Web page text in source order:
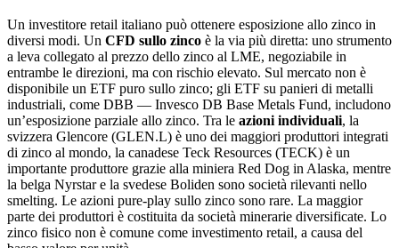
Un investitore retail italiano può ottenere esposizione allo zinco in
diversi modi. Un CFD sullo zinco è la via più diretta: uno strumento
a leva collegato al prezzo dello zinco al LME, negoziabile in
entrambe le direzioni, ma con rischio elevato. Sul mercato non è
disponibile un ETF puro sullo zinco; gli ETF su panieri di metalli
industriali, come DBB — Invesco DB Base Metals Fund, includono
un’esposizione parziale allo zinco. Tra le azioni individuali, la
svizzera Glencore (GLEN.L) è uno dei maggiori produttori integrati
di zinco al mondo, la canadese Teck Resources (TECK) è un
importante produttore grazie alla miniera Red Dog in Alaska, mentre
la belga Nyrstar e la svedese Boliden sono società rilevanti nello
smelting. Le azioni pure-play sullo zinco sono rare. La maggior
parte dei produttori è costituita da società minerarie diversificate. Lo
zinco fisico non è comune come investimento retail, a causa del